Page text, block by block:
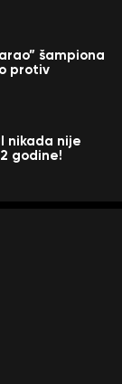
šampiona
protiv
nikada nije
godine!